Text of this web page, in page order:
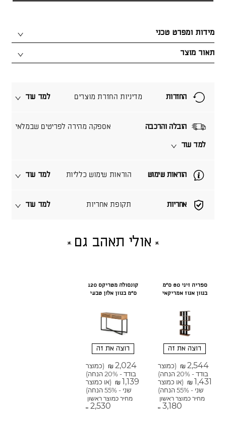
תאור מוצר
מידות ומפרט טכני
אחריות תקופת אחריות למד עוד
הוראות שימוש הוראות שימוש כלליות למד עוד
הובלה והרכבה אספקה מהירה לפריטים שבמלאי
למד עוד
החזרות מדיניות החזרת מוצרים למד עוד
אולי תאהב גם
ספריה זיגי 80 ס"מ
בגוון אגוז אמריקאי
רוצה את זה
₪ 2,544
(כמוצר
בודד - 20% הנחה)
₪ 1,431
(או כמוצר
שני - 55% הנחה)
מחיר כמוצר ראשון
₪ 3,180
קונסולה מטריקס 120
ס"מ בגוון אלון טבעי
רוצה את זה
₪ 2,024
(כמוצר
בודד - 20% הנחה)
₪ 1,139
(או כמוצר
שני - 55% הנחה)
מחיר כמוצר ראשון
₪ 2,530